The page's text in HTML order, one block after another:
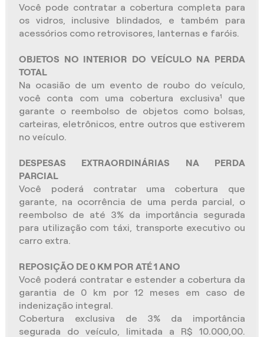
Você pode contratar a cobertura completa para
os vidros, inclusive blindados, e também para
acessórios como retrovisores, lanternas e faróis.
OBJETOS NO INTERIOR DO VEÍCULO NA PERDA
TOTAL
Na ocasião de um evento de roubo do veículo,
você conta com uma cobertura exclusiva¹ que
garante o reembolso de objetos como bolsas,
carteiras, eletrônicos, entre outros que estiverem
no veículo.
DESPESAS EXTRAORDINÁRIAS NA PERDA
PARCIAL
Você poderá contratar uma cobertura que
garante, na ocorrência de uma perda parcial, o
reembolso de até 3% da importância segurada
para utilização com táxi, transporte executivo ou
carro extra.
REPOSIÇÃO DE 0 KM POR ATÉ 1 ANO
Você poderá contratar e estender a cobertura da
garantia de 0 km por 12 meses em caso de
indenização integral.
Cobertura exclusiva de 3% da importância
segurada do veículo, limitada a R$ 10.000,00.